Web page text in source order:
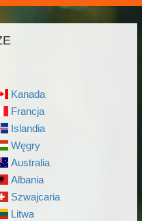
Kanada
Francja
Islandia
Węgry
Australia
Albania
Szwajcaria
Litwa